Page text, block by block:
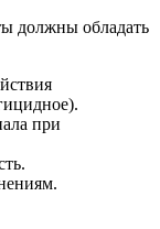
должны обладать
при